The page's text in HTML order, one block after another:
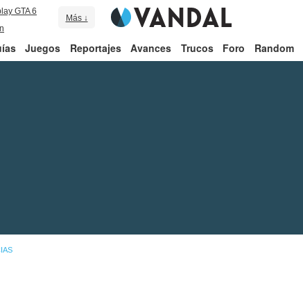
GTA 6
Más ↓
Juegos Reportajes Avances Trucos Foro Random